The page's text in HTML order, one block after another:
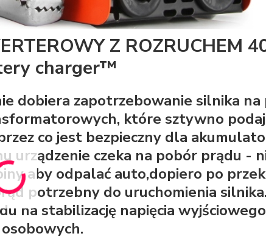
Z ROZRUCHEM
charger™
dobiera zapotrzebowanie silnika na
które sztywno
co jest bezpieczny dla
urządzenie czeka na pobór prądu -
aby odpalać auto,dopiero po
potrzebny do uruchomienia
na stabilizację napięcia